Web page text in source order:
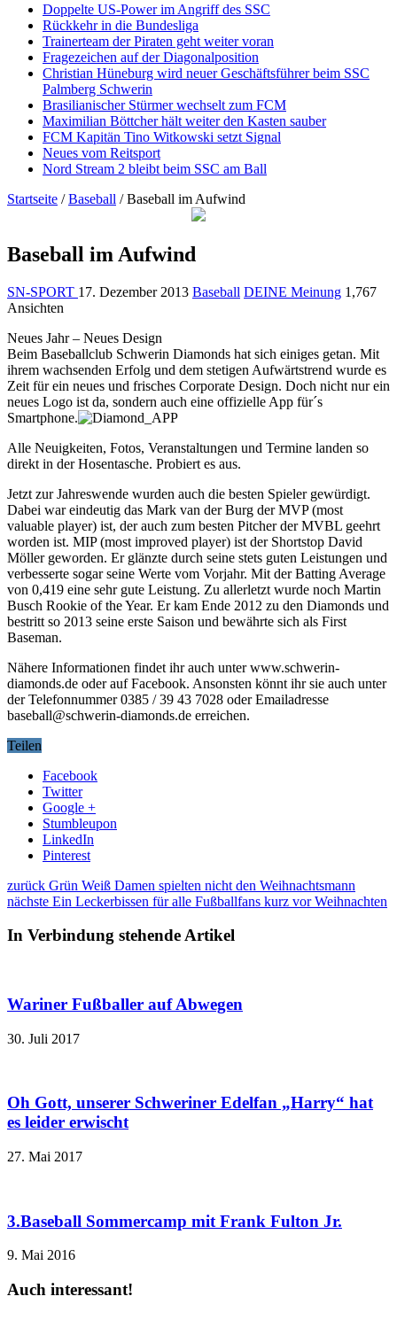
Doppelte US-Power im Angriff des SSC
Rückkehr in die Bundesliga
Trainerteam der Piraten geht weiter voran
Fragezeichen auf der Diagonalposition
Christian Hüneburg wird neuer Geschäftsführer beim SSC
Palmberg Schwerin
Brasilianischer Stürmer wechselt zum FCM
Maximilian Böttcher hält weiter den Kasten sauber
FCM Kapitän Tino Witkowski setzt Signal
Neues vom Reitsport
Nord Stream 2 bleibt beim SSC am Ball
Startseite / Baseball / Baseball im Aufwind
Baseball im Aufwind
SN-SPORT 17. Dezember 2013 Baseball DEINE Meinung 1,767
Ansichten
Neues Jahr – Neues Design
Beim Baseballclub Schwerin Diamonds hat sich einiges getan. Mit
ihrem wachsenden Erfolg und dem stetigen Aufwärtstrend wurde es
Zeit für ein neues und frisches Corporate Design. Doch nicht nur ein
neues Logo ist da, sondern auch eine offizielle App für´s
Smartphone.
Alle Neuigkeiten, Fotos, Veranstaltungen und Termine landen so
direkt in der Hosentasche. Probiert es aus.
Jetzt zur Jahreswende wurden auch die besten Spieler gewürdigt.
Dabei war eindeutig das Mark van der Burg der MVP (most
valuable player) ist, der auch zum besten Pitcher der MVBL geehrt
worden ist. MIP (most improved player) ist der Shortstop David
Möller geworden. Er glänzte durch seine stets guten Leistungen und
verbesserte sogar seine Werte vom Vorjahr. Mit der Batting Average
von 0,419 eine sehr gute Leistung. Zu allerletzt wurde noch Martin
Busch Rookie of the Year. Er kam Ende 2012 zu den Diamonds und
bestritt so 2013 seine erste Saison und bewährte sich als First
Baseman.
Nähere Informationen findet ihr auch unter www.schwerin-
diamonds.de oder auf Facebook. Ansonsten könnt ihr sie auch unter
der Telefonnummer 0385 / 39 43 7028 oder Emailadresse
baseball@schwerin-diamonds.de erreichen.
Teilen
Facebook
Twitter
Google +
Stumbleupon
LinkedIn
Pinterest
zurück Grün Weiß Damen spielten nicht den Weihnachtsmann
nächste Ein Leckerbissen für alle Fußballfans kurz vor Weihnachten
In Verbindung stehende Artikel
Wariner Fußballer auf Abwegen
30. Juli 2017
Oh Gott, unserer Schweriner Edelfan „Harry“ hat
es leider erwischt
27. Mai 2017
3.Baseball Sommercamp mit Frank Fulton Jr.
9. Mai 2016
Auch interessant!